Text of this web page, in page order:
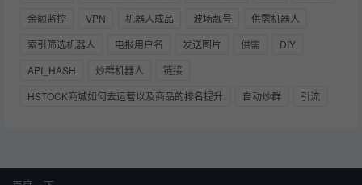
余额监控
VPN 机器人成品 波场靓号
供需机器人
索引筛选机器人
电报用户名 发送图片 供需
DIY
API_HASH
炒群机器人
链接
HSTOCK商城如何去运营以及商品的排名提升
自动炒群 引流